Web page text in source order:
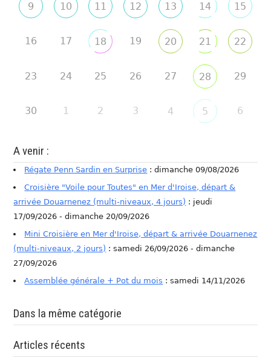
9 10 11 12 13 14 15
16 17 18 19 20 21 22
23 24 25 26 27 28 29
30 1 2 3 4 5 6
A venir :
Régate Penn Sardin en Surprise : dimanche 09/08/2026
Croisière "Voile pour Toutes" en Mer d'Iroise, départ &
arrivée Douarnenez (multi-niveaux, 4 jours) : jeudi
17/09/2026 - dimanche 20/09/2026
Mini Croisière en Mer d'Iroise, départ & arrivée Douarnenez
(multi-niveaux, 2 jours) : samedi 26/09/2026 - dimanche
27/09/2026
Assemblée générale + Pot du mois : samedi 14/11/2026
Dans la même catégorie
Articles récents